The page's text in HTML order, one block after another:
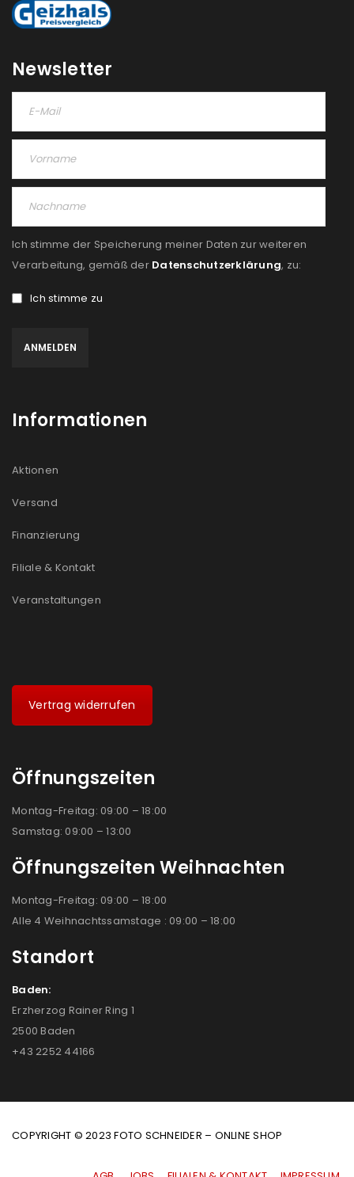
Newsletter
Ich stimme der Speicherung meiner Daten zur weiteren
Verarbeitung, gemäß der Datenschutzerklärung, zu:
Ich stimme zu
Informationen
Aktionen
Versand
Finanzierung
Filiale & Kontakt
Veranstaltungen
Vertrag widerrufen
Öffnungszeiten
Montag-Freitag: 09:00 – 18:00
Samstag: 09:00 – 13:00
Öffnungszeiten Weihnachten
Montag-Freitag: 09:00 – 18:00
Alle 4 Weihnachtssamstage : 09:00 – 18:00
Standort
Baden:
Erzherzog Rainer Ring 1
2500 Baden
+43 2252 44166
COPYRIGHT © 2023 FOTO SCHNEIDER – ONLINE SHOP